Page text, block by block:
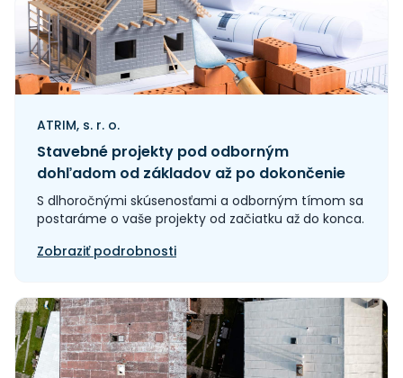
ATRIM, s. r. o.
Stavebné projekty pod odborným
dohľadom od základov až po dokončenie
S dlhoročnými skúsenosťami a odborným tímom sa
postaráme o vaše projekty od začiatku až do konca.
Zobraziť podrobnosti